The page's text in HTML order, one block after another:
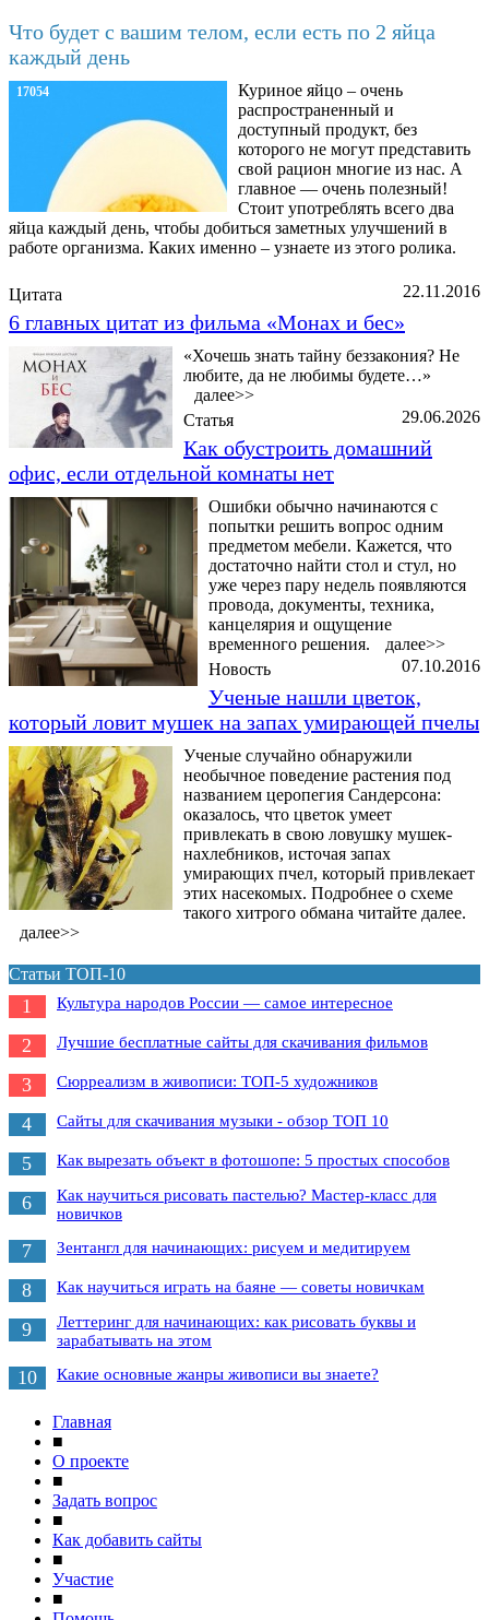
Что будет с вашим телом, если есть по 2 яйца
каждый день
17054
Куриное яйцо – очень
распространенный и
доступный продукт, без
которого не могут представить
свой рацион многие из нас. А
главное — очень полезный!
Стоит употреблять всего два
яйца каждый день, чтобы добиться заметных улучшений в
работе организма. Каких именно – узнаете из этого ролика.
22.11.2016
Цитата
6 главных цитат из фильма «Монах и бес»
«Хочешь знать тайну беззакония? Не
любите, да не любимы будете…»
далее>>
29.06.2026
Статья
Как обустроить домашний
офис, если отдельной комнаты нет
Ошибки обычно начинаются с
попытки решить вопрос одним
предметом мебели. Кажется, что
достаточно найти стол и стул, но
уже через пару недель появляются
провода, документы, техника,
канцелярия и ощущение
временного решения.
далее>>
07.10.2016
Новость
Ученые нашли цветок,
который ловит мушек на запах умирающей пчелы
Ученые случайно обнаружили
необычное поведение растения под
названием церопегия Сандерсона:
оказалось, что цветок умеет
привлекать в свою ловушку мушек-
нахлебников, источая запах
умирающих пчел, который привлекает
этих насекомых. Подробнее о схеме
такого хитрого обмана читайте далее.
далее>>
Статьи ТОП-10
1 Культура народов России — самое интересное
2 Лучшие бесплатные сайты для скачивания фильмов
3 Сюрреализм в живописи: ТОП-5 художников
4 Сайты для скачивания музыки - обзор ТОП 10
5 Как вырезать объект в фотошопе: 5 простых способов
6
Как научиться рисовать пастелью? Мастер-класс для
новичков
7 Зентангл для начинающих: рисуем и медитируем
8 Как научиться играть на баяне — советы новичкам
9
Леттеринг для начинающих: как рисовать буквы и
зарабатывать на этом
10 Какие основные жанры живописи вы знаете?
Главная
■
О проекте
■
Задать вопрос
■
Как добавить сайты
■
Участие
■